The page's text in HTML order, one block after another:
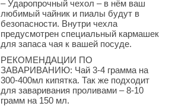
– Ударопрочный чехол – в нём ваш
любимый чайник и пиалы будут в
безопасности. Внутри чехла
предусмотрен специальный кармашек
для запаса чая к вашей посуде.
РЕКОМЕНДАЦИИ ПО
ЗАВАРИВАНИЮ: Чай 3-4 грамма на
300-400мл кипятка. Так же подходит
для заваривания проливами – 8-10
грамм на 150 мл.